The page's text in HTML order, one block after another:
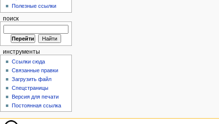
Полезные ссылки
поиск
инструменты
Ссылки сюда
Связанные правки
Загрузить файл
Спецстраницы
Версия для печати
Постоянная ссылка